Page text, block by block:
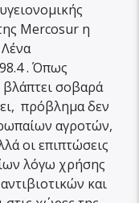
Mercosur η
. Όπως
σοβαρά
πρόβλημα δεν
αγροτών,
οι επιπτώσεις
λόγω χρήσης
και